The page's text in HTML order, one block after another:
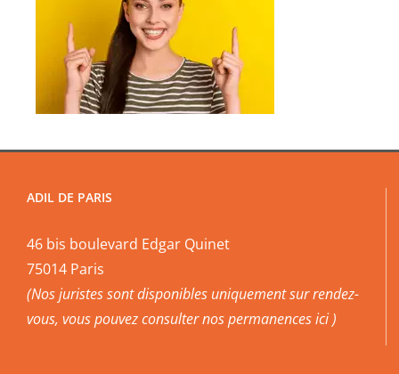
ADIL DE PARIS
46 bis boulevard Edgar Quinet
75014 Paris
(Nos juristes sont disponibles uniquement sur rendez-
vous, vous pouvezconsulter nos permanences ici )